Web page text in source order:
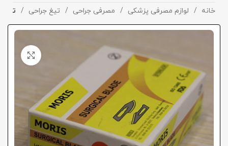
خانه لوازم مصرفی پزشکی مصرفی جراحی تیغ جراحی تیغ